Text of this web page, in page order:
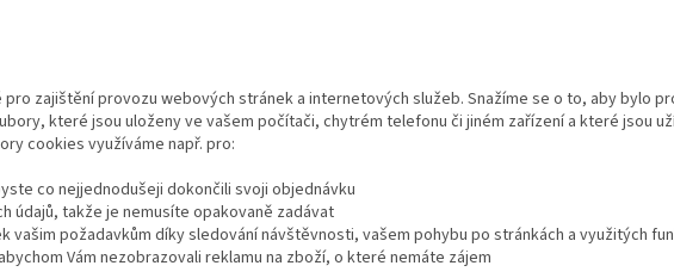
zajištění provozu webových stránek a internetových služeb. Snažíme se o to, aby bylo
které jsou uloženy ve vašem počítači, chytrém telefonu či jiném zařízení a které jsou
cookies využíváme např. pro:
co nejjednodušeji dokončili svoji objednávku
údajů, takže je nemusíte opakovaně zadávat
vašim požadavkům díky sledování návštěvnosti, vašem pohybu po stránkách a využitých
Vám nezobrazovali reklamu na zboží, o které nemáte zájem